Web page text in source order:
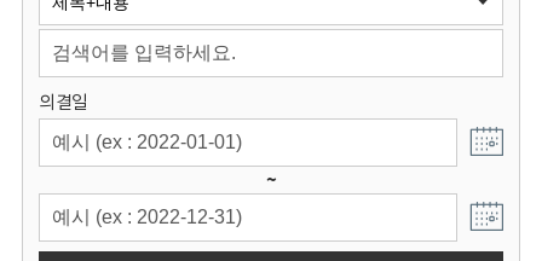
회
의결일
~